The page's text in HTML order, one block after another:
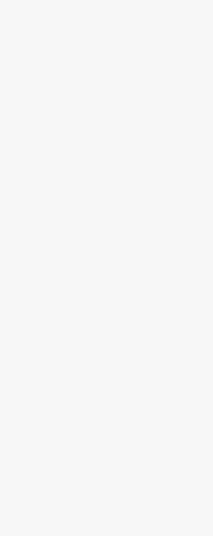
легко
эта виниловая
безопасности
толщиной 0,3
получаете
своего пола.